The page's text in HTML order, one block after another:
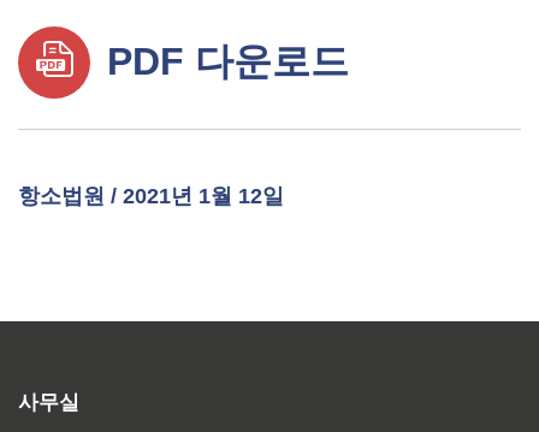
PDF 다운로드
항소법원 / 2021년 1월 12일
사무실